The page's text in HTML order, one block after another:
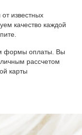
известных
качество каждой
формы оплаты. Вы
рассчетом
карты